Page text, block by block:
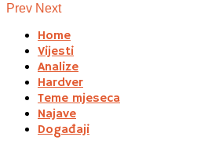
Prev Next
Home
Vijesti
Analize
Hardver
Teme mjeseca
Najave
Događaji